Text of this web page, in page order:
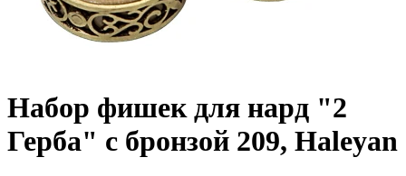
Набор фишек для нард "2
Герба" с бронзой 209, Haleyan